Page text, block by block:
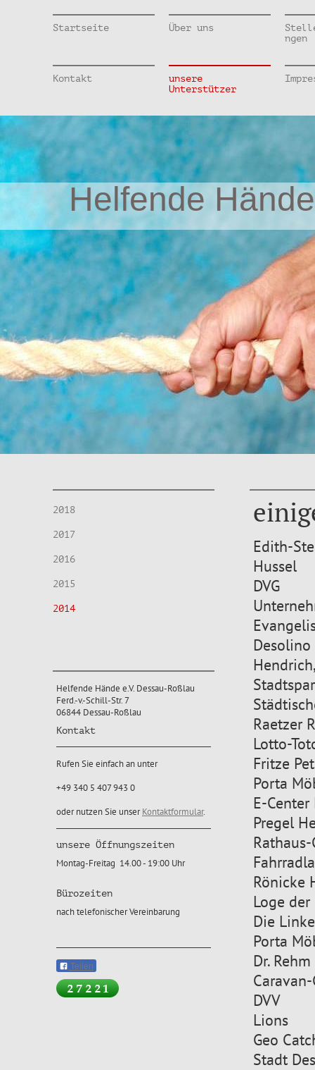
Startseite Über uns
ngen
Kontakt
unsere
Unterstützer
Helfende
2018
2017
2016
2015
2014
Helfende Hände e.V. Dessau-Roßlau
Ferd.-v.-Schill-Str. 7
06844 Dessau-Roßlau
Kontakt
Rufen Sie einfach an unter
+49 340 5 407 943 0
oder nutzen Sie unserKontaktformular.
unsere Öffnungszeiten
Montag-Freitag 14.00 - 19:00 Uhr
Bürozeiten
nach telefonischer Vereinbarung
Teilen
Edith-
Hussel
DVG
Desolino
Raetzer
Lotto-
Fritze
Porta
E-Center
Pregel
Rönicke
Loge
Die Linke
Porta
Dr. Rehm
DVV
Lions
Geo
Stadt